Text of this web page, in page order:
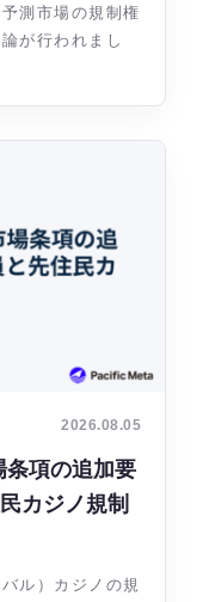
測市場の規制権
が行われまし
2026.08.05
項の追加要
カジノ規制
ル）カジノの規